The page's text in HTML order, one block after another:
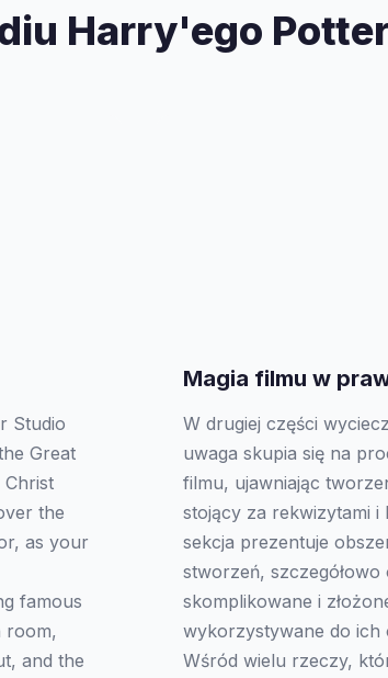
Harry'ego
Studio
Great
the
as your
famous
room,
and the
Magia filmu w
W drugiej części
uwaga skupia się na
filmu, ujawniając
stojący za rekwizytami i
sekcja prezentuje
stworzeń, szczegółowo
skomplikowane i
wykorzystywane do ich
Wśród wielu rzeczy,